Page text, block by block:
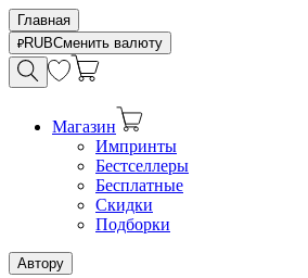
Главная
RUBСменить валюту
Магазин
Импринты
Бестселлеры
Бесплатные
Скидки
Подборки
Автору